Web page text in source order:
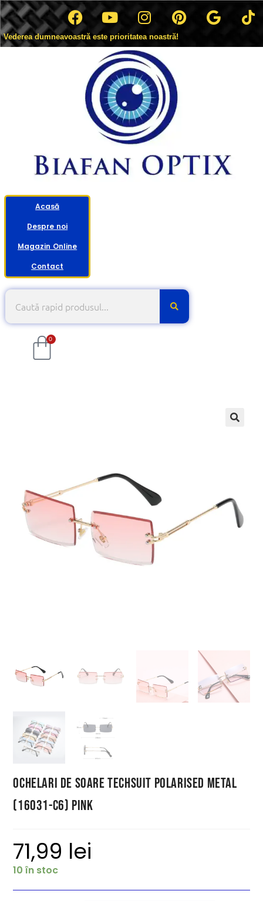
Vederea dumneavoastră este prioritatea noastră!
Acasă
Despre noi
Magazin Online
Contact
0
Ochelari de Soare Techsuit Polarised Metal
(16031-C6) Pink
71,99 lei
10 în stoc